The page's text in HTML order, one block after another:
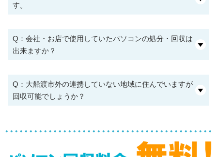
す。
Q：会社・お店で使用していたパソコンの処分・回収は
出来ますか？
Q：大船渡市外の連携していない地域に住んでいますが
回収可能でしょうか？